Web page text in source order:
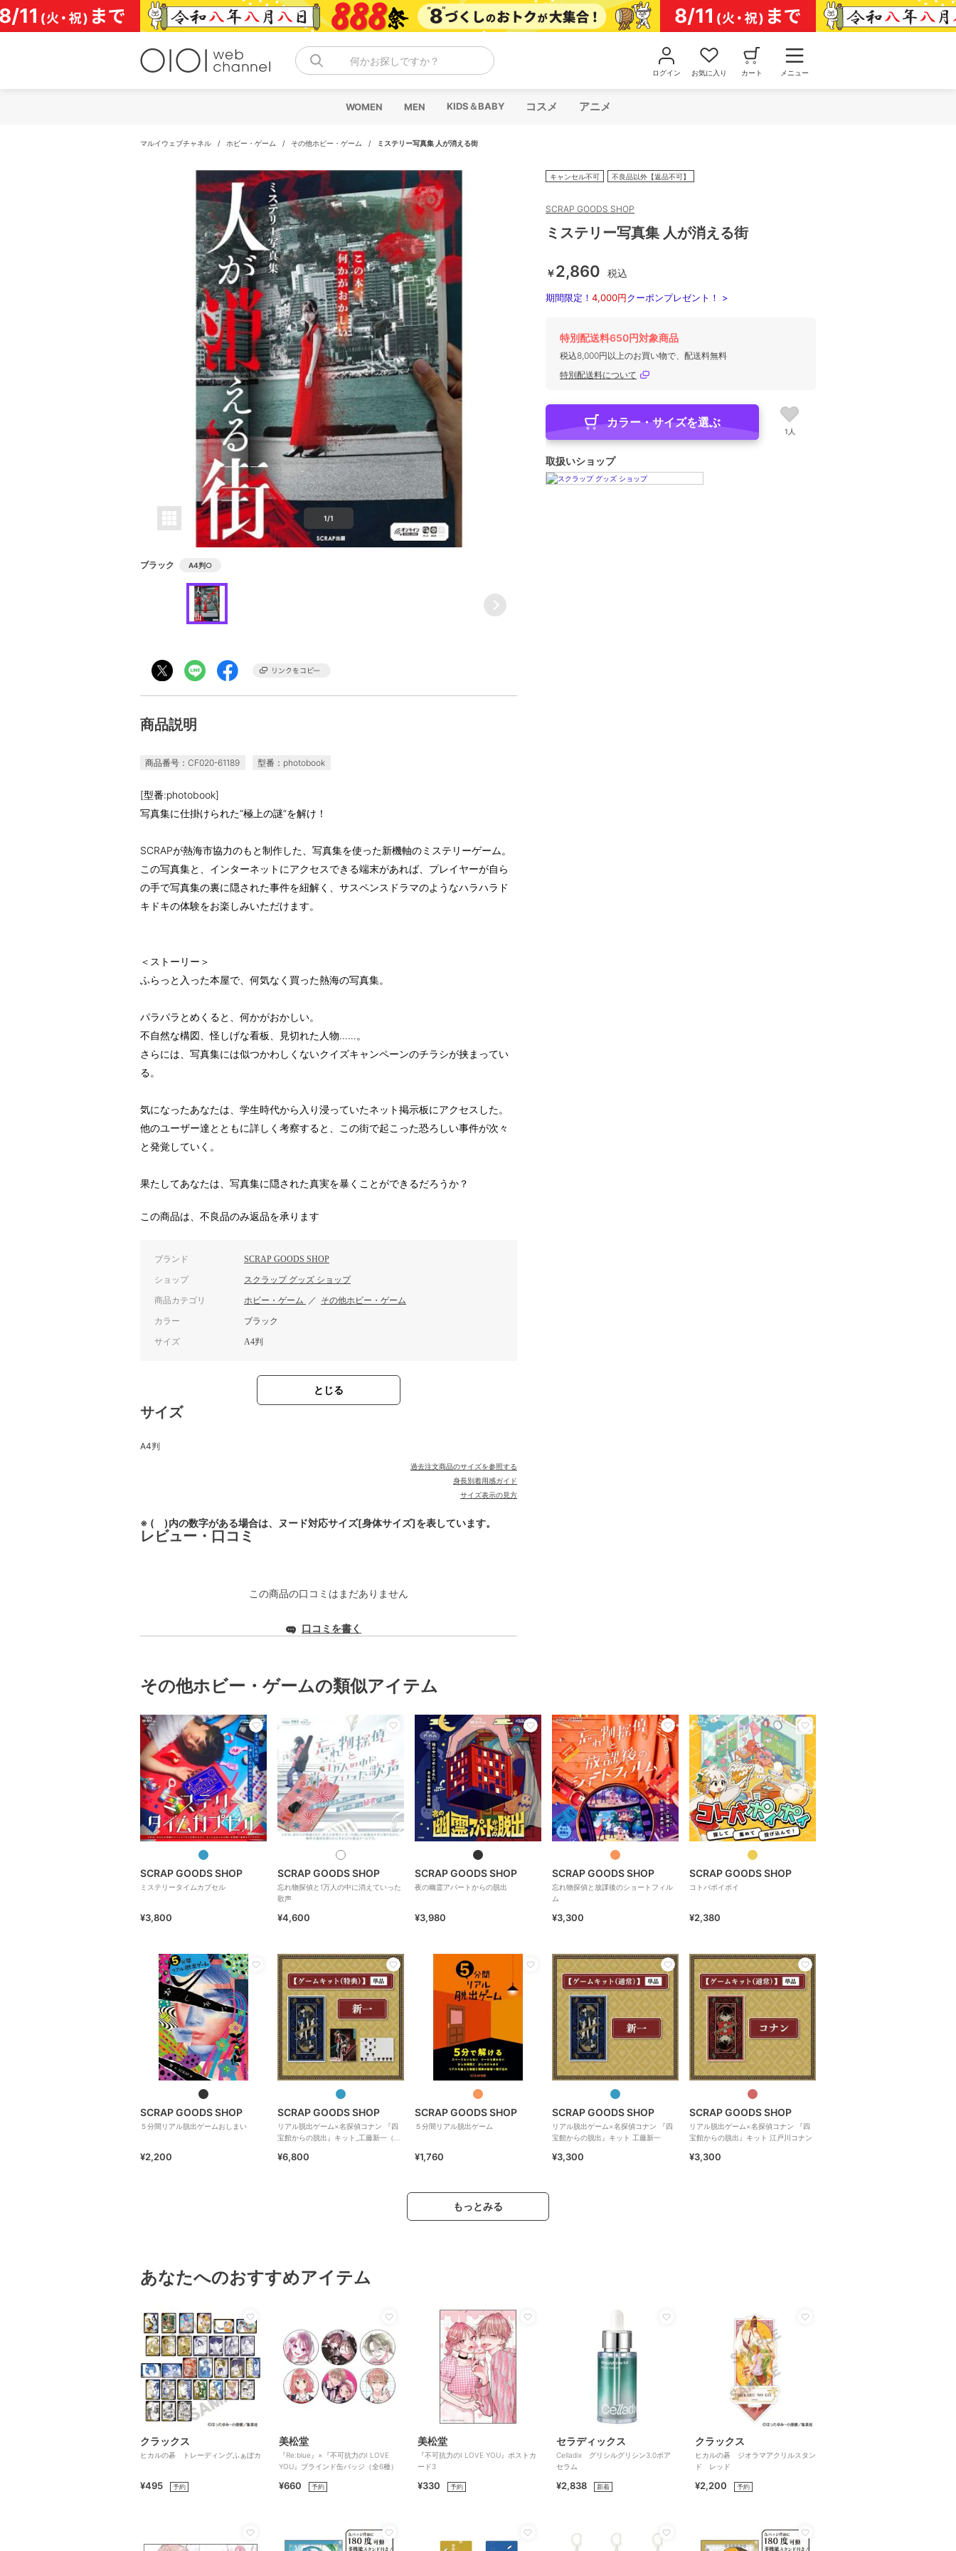
コ
ン
テ
何かお探しですか？
ログイン お気に入り カート メニュー
WOMEN MEN KIDS＆BABY コスメ アニメ
マルイウェブチャネル / ホビー・ゲーム / その他ホビー・ゲーム / ミステリー写真集 人が消える街
1/1
ブラック A4判○
商品説明
商品番号：CF020-61189 型番：photobook
[型番:photobook]
写真集に仕掛けられた“極上の謎”を解け！
SCRAPが熱海市協力のもと制作した、写真集を使った新機軸のミステリーゲーム。
この写真集と、インターネットにアクセスできる端末があれば、プレイヤーが自ら
の手で写真集の裏に隠された事件を紐解く、サスペンスドラマのようなハラハラド
キドキの体験をお楽しみいただけます。
＜ストーリー＞
ふらっと入った本屋で、何気なく買った熱海の写真集。
パラパラとめくると、何かがおかしい。
不自然な構図、怪しげな看板、見切れた人物……。
さらには、写真集には似つかわしくないクイズキャンペーンのチラシが挟まってい
る。
気になったあなたは、学生時代から入り浸っていたネット掲示板にアクセスした。
他のユーザー達とともに詳しく考察すると、この街で起こった恐ろしい事件が次々
と発覚していく。
果たしてあなたは、写真集に隠された真実を暴くことができるだろうか？
この商品は、不良品のみ返品を承ります
ブランド SCRAP GOODS SHOP
ショップ スクラップ グッズ ショップ
商品カテゴリ ホビー・ゲーム ／ その他ホビー・ゲーム
カラー ブラック
サイズ A4判
とじる
サイズ
A4判
過去注文商品のサイズを参照する
身長別着用感ガイド
サイズ表示の見方
※ ( )内の数字がある場合は、ヌード対応サイズ[身体サイズ]を表しています。
レビュー・口コミ
この商品の口コミはまだありません
口コミを書く
キャンセル不可 不良品以外【返品不可】
SCRAP GOODS SHOP
ミステリー写真集 人が消える街
￥2,860 税込
期間限定！ 4,000円クーポンプレゼント！ >
特別配送料650円対象商品
税込8,000円以上のお買い物で、配送料無料
特別配送料について
カラー・サイズを選ぶ
1人
取扱いショップ
その他ホビー・ゲームの類似アイテム
SCRAP GOODS SHOP
ミステリータイムカプセル
¥3,800
SCRAP GOODS SHOP
忘れ物探偵と1万人の中に消えていった
歌声
¥4,600
SCRAP GOODS SHOP
夜の幽霊アパートからの脱出
¥3,980
SCRAP GOODS SHOP
忘れ物探偵と放課後のショートフィル
ム
¥3,300
SCRAP GOODS SHOP
コトバポイポイ
¥2,380
SCRAP GOODS SHOP
５分間リアル脱出ゲームおしまい
¥2,200
SCRAP GOODS SHOP
リアル脱出ゲーム×名探偵コナン 『四
宝館からの脱出』キット_工藤新一（特
¥6,800
SCRAP GOODS SHOP
５分間リアル脱出ゲーム
¥1,760
SCRAP GOODS SHOP
リアル脱出ゲーム×名探偵コナン 『四
宝館からの脱出』キット 工藤新一
¥3,300
SCRAP GOODS SHOP
リアル脱出ゲーム×名探偵コナン 『四
宝館からの脱出』キット 江戸川コナン
¥3,300
もっとみる
あなたへのおすすめアイテム
クラックス
ヒカルの碁 トレーディングふぁぼカ
¥495 予約
美松堂
『Re:blue』×『不可抗力のI LOVE
YOU』ブラインド缶バッジ（全6種）
¥660 予約
美松堂
『不可抗力のI LOVE YOU』ポストカ
ード3
¥330 予約
セラディックス
Celladix グリシルグリシン3.0ポア
セラム
¥2,838 新着
クラックス
ヒカルの碁 ジオラマアクリルスタン
ド レッド
¥2,200 予約